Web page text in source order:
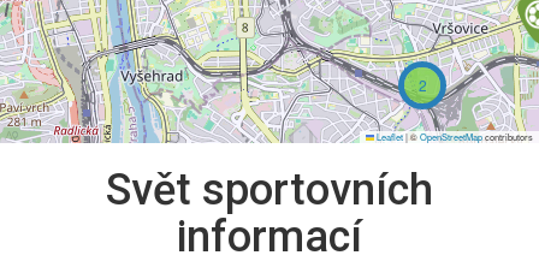
2
Leaflet|©OpenStreetMapcontributors
Svět sportovních
informací